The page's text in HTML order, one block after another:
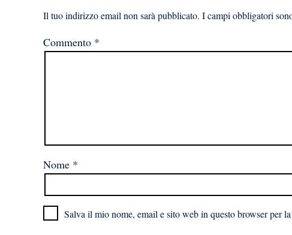
Il tuo indirizzo email non sarà pubblicato. I campi obbligatori
Commento *
Nome *
Salva il mio nome, email e sito web in questo browser per